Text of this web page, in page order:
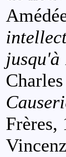
jusqu'à
Frères,